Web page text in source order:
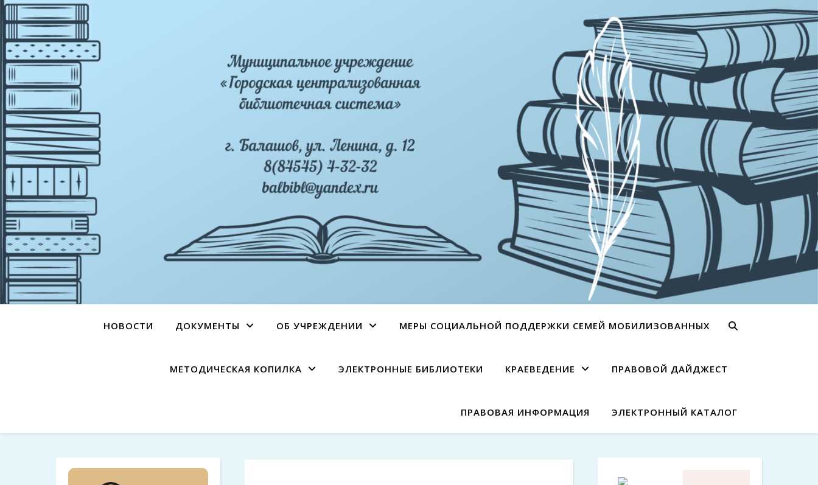
НОВОСТИ ДОКУМЕНТЫ ОБ УЧРЕЖДЕНИИ МЕРЫ СОЦИАЛЬНОЙ ПОДДЕРЖКИ СЕМЕЙ МОБИЛИЗОВАННЫХ
МЕТОДИЧЕСКАЯ КОПИЛКА ЭЛЕКТРОННЫЕ БИБЛИОТЕКИ КРАЕВЕДЕНИЕ ПРАВОВОЙ ДАЙДЖЕСТ
ПРАВОВАЯ ИНФОРМАЦИЯ ЭЛЕКТРОННЫЙ КАТАЛОГ